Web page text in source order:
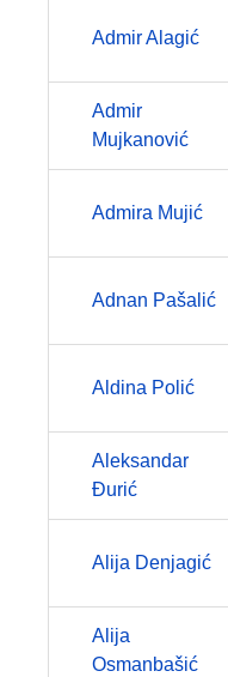
Admir Alagić
Admir
Mujkanović
Admira Mujić
Adnan Pašalić
Aldina Polić
Aleksandar
Đurić
Alija Denjagić
Alija
Osmanbašić